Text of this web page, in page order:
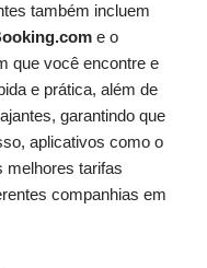
também incluem
e o
que você encontre e
e prática, além de
garantindo que
aplicativos como o
melhores tarifas
companhias em